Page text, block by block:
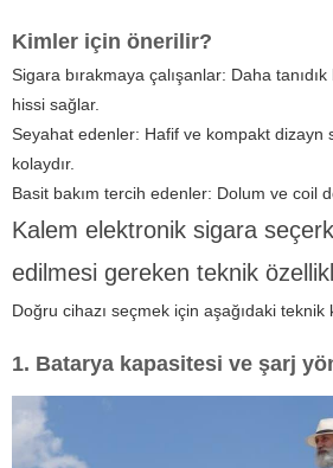
Kimler için önerilir?
Sigara bırakmaya çalışanlar: Daha
hissi sağlar.
Seyahat edenler: Hafif ve kompakt dizayn
kolaydır.
Basit bakım tercih edenler: Dolum ve coil
Kalem elektronik sigara
edilmesi gereken teknik
Doğru cihazı seçmek için aşağıdaki
1. Batarya kapasitesi ve şarj